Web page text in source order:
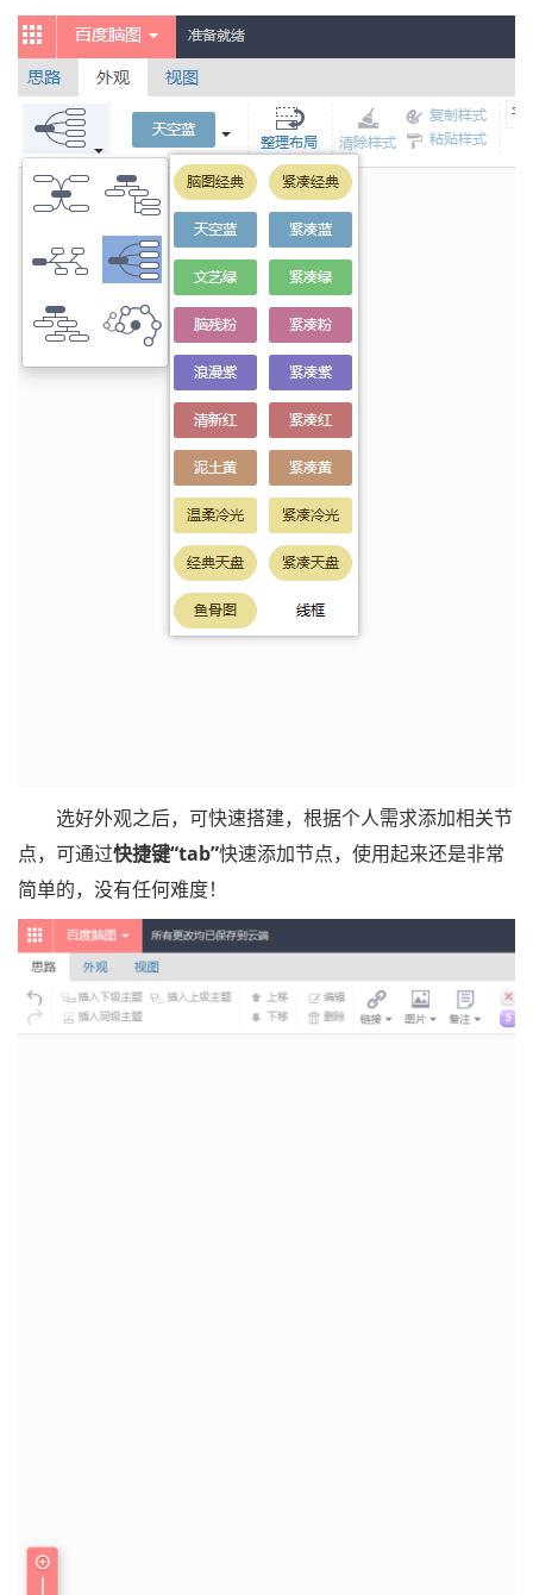
选好外观之后，可快速搭建，根据个人需求添加相关节
点，可通过快捷键“tab”快速添加节点，使用起来还是非常
简单的，没有任何难度！